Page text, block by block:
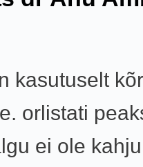
kasutuselt
orlistati
ei ole